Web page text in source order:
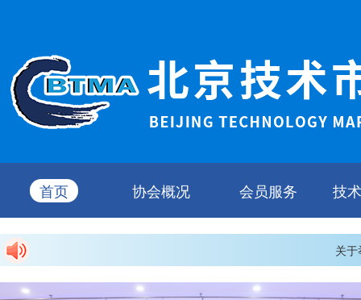
首页 协会概况 会员服务 技
关于